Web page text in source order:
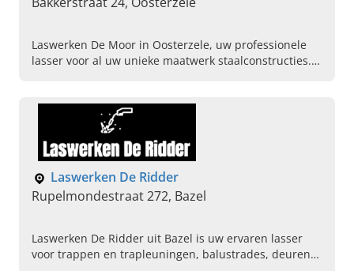
Laswerken De Moor in Oosterzele, uw professionele
lasser voor al uw unieke maatwerk staalconstructies.
Laswerken De Ridder
Rupelmondestraat 272, Bazel
Laswerken De Ridder uit Bazel is uw ervaren lasser
voor trappen en trapleuningen, balustrades, deuren